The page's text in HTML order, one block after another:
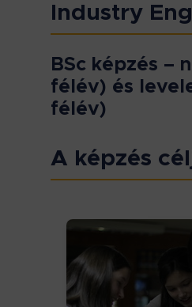
Industry
BSc képzés –
félév) és
félév)
A képzés